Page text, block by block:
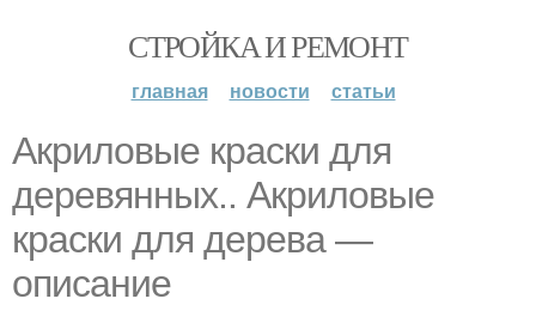
СТРОЙКА И РЕМОНТ
главная новости статьи
Акриловые краски для
деревянных.. Акриловые
краски для дерева —
описание